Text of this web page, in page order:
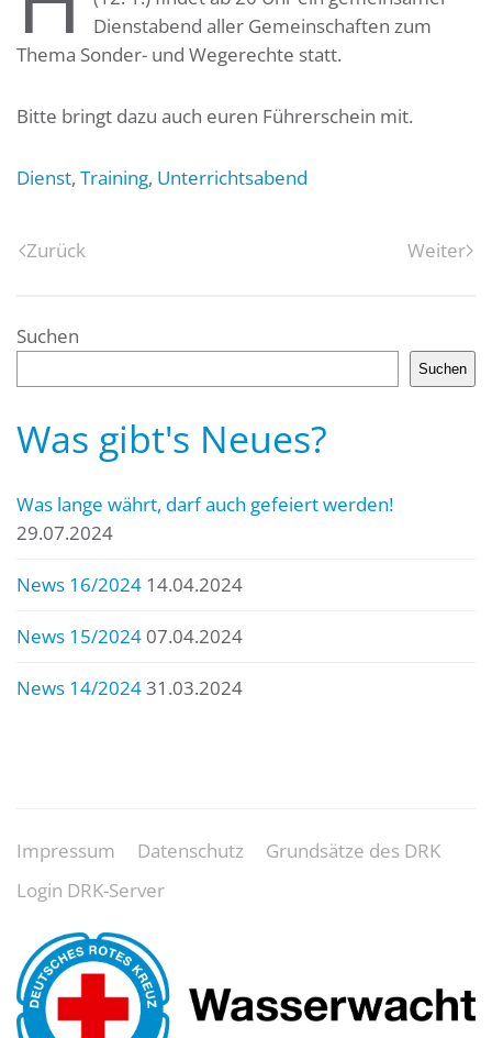
Dienstabend aller Gemeinschaften zum
Thema Sonder- und Wegerechte statt.
Bitte bringt dazu auch euren Führerschein mit.
Dienst, Training, Unterrichtsabend
Zurück Weiter
Suchen
Suchen
Was gibt's Neues?
Was lange währt, darf auch gefeiert werden!
29.07.2024
News 16/2024 14.04.2024
News 15/2024 07.04.2024
News 14/202431.03.2024
Impressum Datenschutz
Grundsätze des DRK
Login DRK-Server